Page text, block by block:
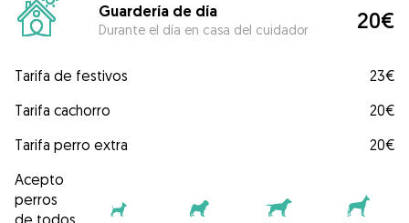
Guardería de día
Durante el día en casa del cuidador 20€
Tarifa de festivos
23€
Tarifa cachorro
20€
Tarifa perro extra
20€
Acepto
perros